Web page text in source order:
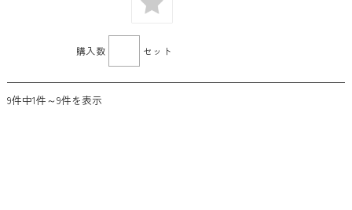
購入数 セット
9件中1件～9件を表示